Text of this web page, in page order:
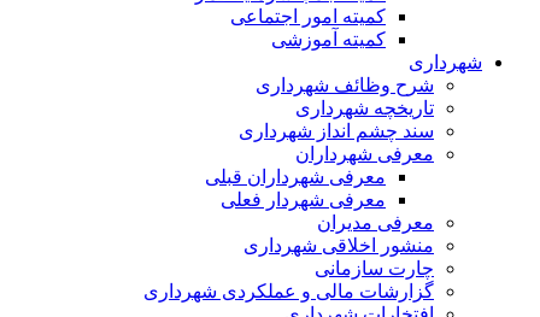
کمیته امور اجتماعی
کمیته آموزشی
شهرداری
شرح وظائف شهرداری
تاریخچه شهرداری
سند چشم انداز شهرداری
معرفی شهرداران
معرفی شهرداران قبلی
معرفی شهردار فعلی
معرفی مدیران
منشور اخلاقی شهرداری
چارت سازمانی
گزارشات مالی و عملکردی شهرداری